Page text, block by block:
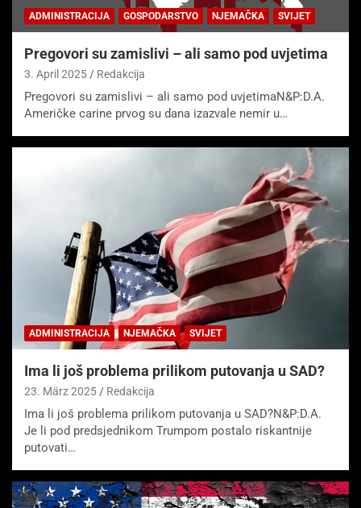
ADMINISTRACIJA GOSPODARSTVO NJEMAČKA SVIJET
Pregovori su zamislivi – ali samo pod uvjetima
3. April 2025 Redakcija
Pregovori su zamislivi – ali samo pod uvjetimaN&P:D.A.
Američke carine prvog su dana izazvale nemir u…
ADMINISTRACIJA NJEMAČKA SVIJET
Ima li još problema prilikom putovanja u SAD?
23. März 2025 Redakcija
Ima li još problema prilikom putovanja u SAD?N&P:D.A.
Je li pod predsjednikom Trumpom postalo riskantnije
putovati…